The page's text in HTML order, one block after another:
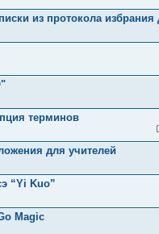
из протокола избрания
терминов
для учителей
“Yi Kuo”
Magic